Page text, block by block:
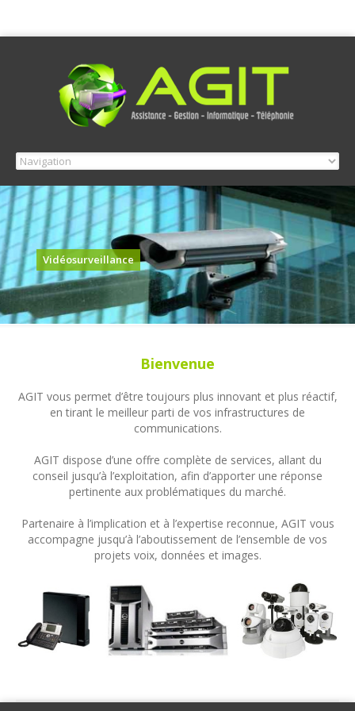
Vidéosurveillance
Bienvenue
AGIT vous permet d’être toujours plus innovant et plus réactif,
en tirant le meilleur parti de vos infrastructures de
communications.
AGIT dispose d’une offre complète de services, allant du
conseil jusqu’à l’exploitation, afin d’apporter une réponse
pertinente aux problématiques du marché.
Partenaire à l’implication et à l’expertise reconnue, AGIT vous
accompagne jusqu’à l’aboutissement de l’ensemble de vos
projets voix, données et images.